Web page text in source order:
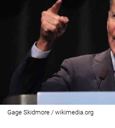
Gage Skidmore / wikimedia.org